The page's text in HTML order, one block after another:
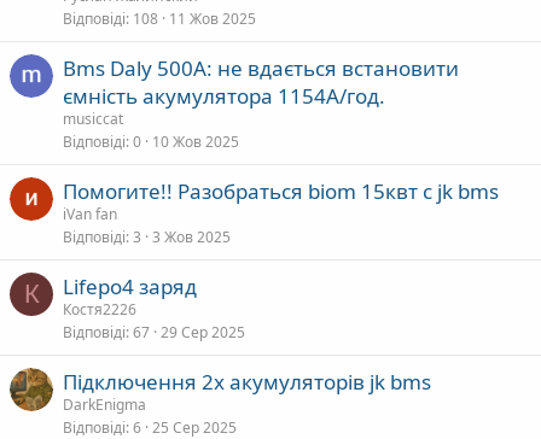
Відповіді 108 11 Жов 2025
Bms Daly 500A: не вдається встановити
ємність акумулятора 1154А/год.
musiccat
Відповіді 0 10 Жов 2025
Помогите!! Разобраться biom 15квт с jk bms
iVan fan
Відповіді 3 3 Жов 2025
К Lifepo4 заряд
Костя2226
Відповіді 67 29 Сер 2025
Підключення 2х акумуляторів jk bms
DarkEnigma
Відповіді 6 25 Сер 2025